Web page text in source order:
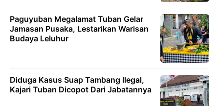
Paguyuban Megalamat Tuban Gelar
Jamasan Pusaka, Lestarikan Warisan
Budaya Leluhur
Diduga Kasus Suap Tambang Ilegal,
Kajari Tuban Dicopot Dari Jabatannya